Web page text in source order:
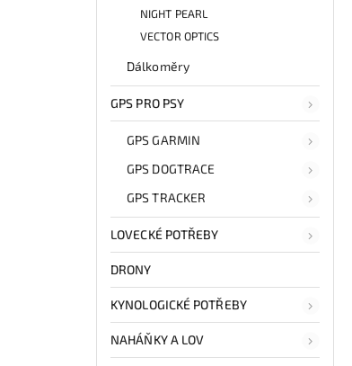
NIGHT PEARL
VECTOR OPTICS
Dálkoměry
GPS PRO PSY
GPS GARMIN
GPS DOGTRACE
GPS TRACKER
LOVECKÉ POTŘEBY
DRONY
KYNOLOGICKÉ POTŘEBY
NAHÁŇKY A LOV